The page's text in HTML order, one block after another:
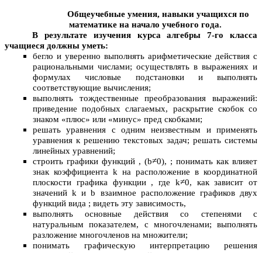
Общеучебные умения, навыки учащихся по
математике на начало учебного года.
В результате изучения курса алгебры 7-го класса
учащиеся должны уметь:
бегло и уверенно выполнять арифметические действия с
рациональными числами; осуществлять в выражениях и
формулах числовые подстановки и выполнять
соответствующие вычисления;
выполнять тождественные преобразования выражений:
приведение подобных слагаемых, раскрытие скобок со
знаком «плюс» или «минус» пред скобками;
решать уравнения с одним неизвестным и применять
уравнения к решению текстовых задач; решать системы
линейных уравнений;
строить графики функций , (b≠0), ; понимать как влияет
знак коэффициента k на расположение в координатной
плоскости графика функции , где k≠0, как зависит от
значений k и b взаимное расположение графиков двух
функций вида ; видеть эту зависимость,
выполнять основные действия со степенями с
натуральным показателем, с многочленами; выполнять
разложение многочленов на множители;
понимать графическую интерпретацию решения